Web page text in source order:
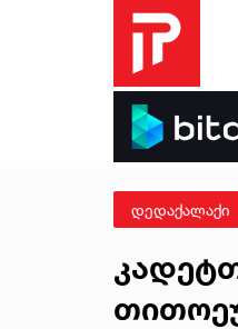
დედაქალაქი